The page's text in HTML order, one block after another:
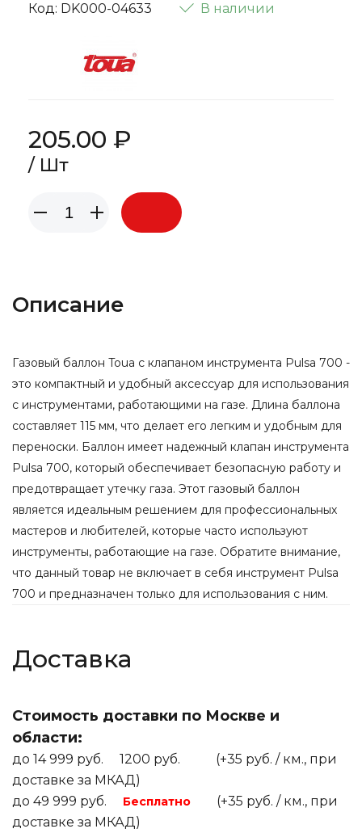
Код: DK000-04633 В наличии
205.00 ₽
/ Шт
Описание
Газовый баллон Toua с клапаном инструмента Pulsa 700 -
это компактный и удобный аксессуар для использования
с инструментами, работающими на газе. Длина баллона
составляет 115 мм, что делает его легким и удобным для
переноски. Баллон имеет надежный клапан инструмента
Pulsa 700, который обеспечивает безопасную работу и
предотвращает утечку газа. Этот газовый баллон
является идеальным решением для профессиональных
мастеров и любителей, которые часто используют
инструменты, работающие на газе. Обратите внимание,
что данный товар не включает в себя инструмент Pulsa
700 и предназначен только для использования с ним.
Доставка
Стоимость доставки по Москве и
области:
до 14 999 руб. 1200 руб. (+35 руб. / км., при
доставке за МКАД)
до 49 999 руб.
Бесплатно
(+35 руб. / км., при
доставке за МКАД)